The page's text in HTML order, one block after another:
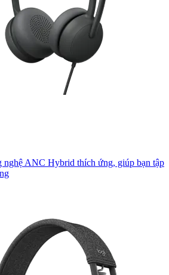
nghệ ANC Hybrid thích ứng, giúp bạn tập